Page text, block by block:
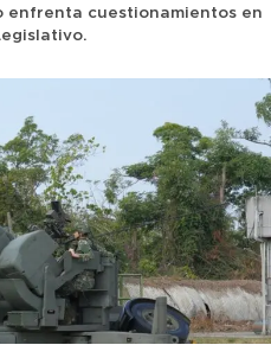
enfrenta cuestionamientos en